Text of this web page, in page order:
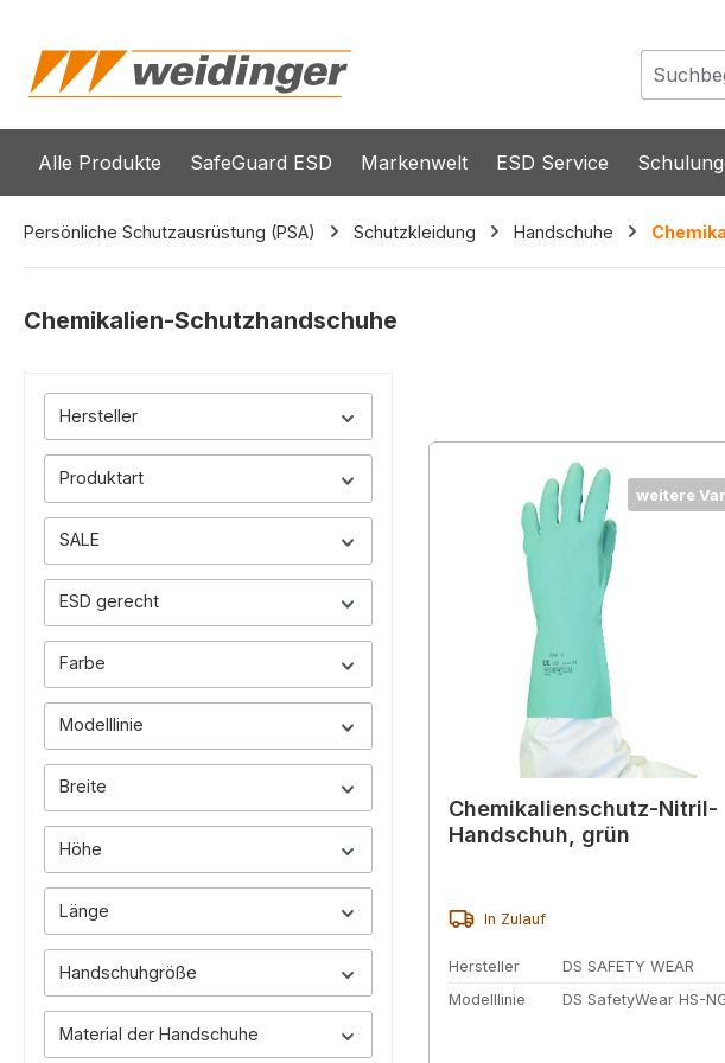
Alle Produkte SafeGuard ESD Markenwelt ESD Service
Persönliche Schutzausrüstung (PSA) Schutzkleidung Handschuhe
Chemikalien-Schutzhandschuhe
Hersteller
Produktart
SALE
ESD gerecht
Farbe
Modelllinie
Breite
Höhe
Länge
Handschuhgröße
Material der Handschuhe
weitere
Chemikalienschutz-Nitril-
Handschuh, grün
In Zulauf
Hersteller
DS SAFETY WEAR
Modelllinie
DS SafetyWear HS-